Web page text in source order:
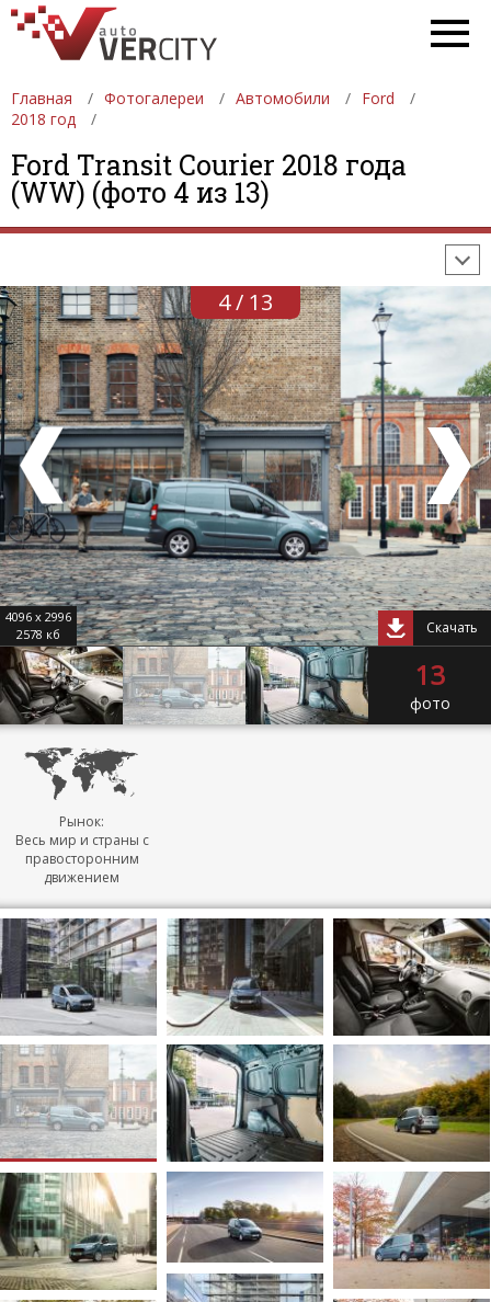
Главная Фотогалереи Автомобили
Ford
2018 год
Ford Transit Courier 2018 года
(WW) (фото 4 из 13)
ФОТОГАЛЕРЕИ АВТОМОБИЛИ
ДЕВУШКИ
АВТОСАЛОНЫ
ФОРМУЛА-1
4 / 13
4096 x 2996
2578 кб
Скачать
13
фото
Рынок:
Весь мир и страны с
правосторонним
движением